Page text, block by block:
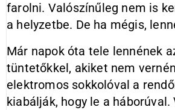
farolni. Valószínűleg nem is
a helyzetbe. De ha mégis,
Már napok óta tele lennének
tüntetőkkel, akiket nem
elektromos sokkolóval a
kiabálják, hogy le a háborúval.